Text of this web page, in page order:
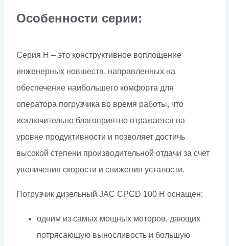
Особенности серии:
Серия H – это конструктивное воплощение
инженерных новшеств, направленных на
обеспечение наибольшего комфорта для
оператора погрузчика во время работы, что
исключительно благоприятно отражается на
уровне продуктивности и позволяет достичь
высокой степени производительной отдачи за счет
увеличения скорости и снижения усталости.
Погрузчик дизельный JAC CPCD 100 H оснащен:
одним из самых мощных моторов, дающих
потрясающую выносливость и большую